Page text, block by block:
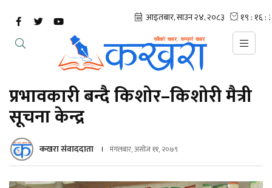
प्रभावकारी बन्दै किशोर–किशोरी मैत्री
सूचना केन्द्र
कखरा संवाददाता मंगलबार, असोज ११, २०७९